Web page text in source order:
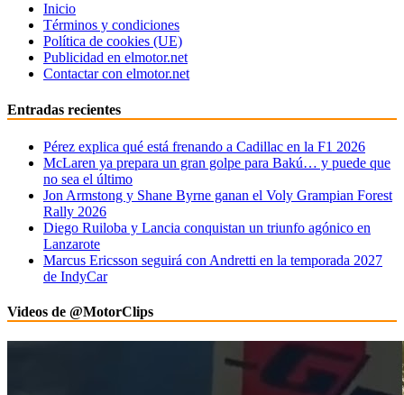
Inicio
Términos y condiciones
Política de cookies (UE)
Publicidad en elmotor.net
Contactar con elmotor.net
Entradas recientes
Pérez explica qué está frenando a Cadillac en la F1 2026
McLaren ya prepara un gran golpe para Bakú… y puede que
no sea el último
Jon Armstong y Shane Byrne ganan el Voly Grampian Forest
Rally 2026
Diego Ruiloba y Lancia conquistan un triunfo agónico en
Lanzarote
Marcus Ericsson seguirá con Andretti en la temporada 2027
de IndyCar
Videos de @MotorClips